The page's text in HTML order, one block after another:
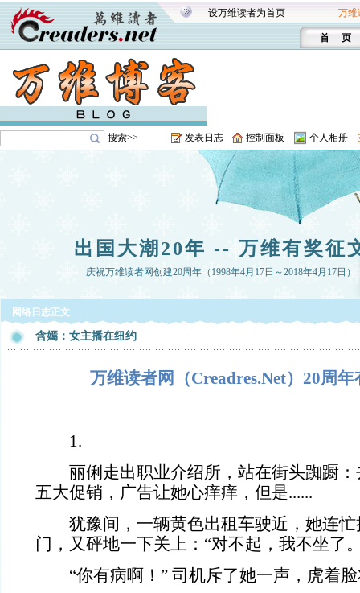
设万维读者为首页 万维
首 页
搜索>> 发表日志 控制面板 个人相册
出国大潮20年 -- 万维有奖征
庆祝万维读者网创建20周年（1998年4月17日～2018年4月17日）
网络日志正文
含嫣：女主播在纽约
万维读者网（Creadres.Net）20周
1.
丽俐走出职业介绍所，站在街头踟蹰：
五大促销，广告让她心痒痒，但是......
犹豫间，一辆黄色出租车驶近，她连忙
门，又砰地一下关上：“对不起，我不坐了
“你有病啊！” 司机斥了她一声，虎着脸